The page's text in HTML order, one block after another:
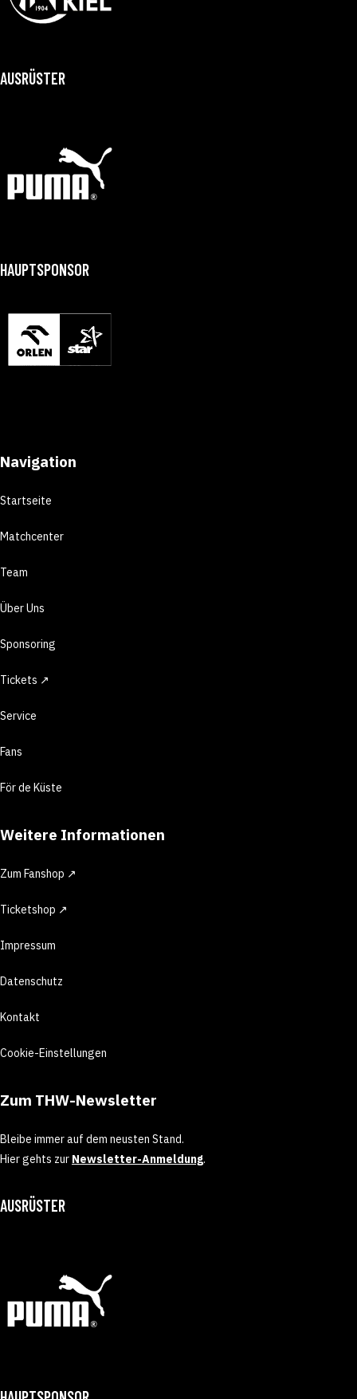
AUSRÜSTER
HAUPTSPONSOR
Navigation
Startseite
Matchcenter
Team
Über Uns
Sponsoring
Tickets ↗
Service
Fans
För de Küste
Weitere Informationen
Zum Fanshop ↗
Ticketshop ↗
Impressum
Datenschutz
Kontakt
Cookie-Einstellungen
Zum THW-Newsletter
Bleibe immer auf dem neusten Stand.
Hier gehts zur Newsletter-Anmeldung.
AUSRÜSTER